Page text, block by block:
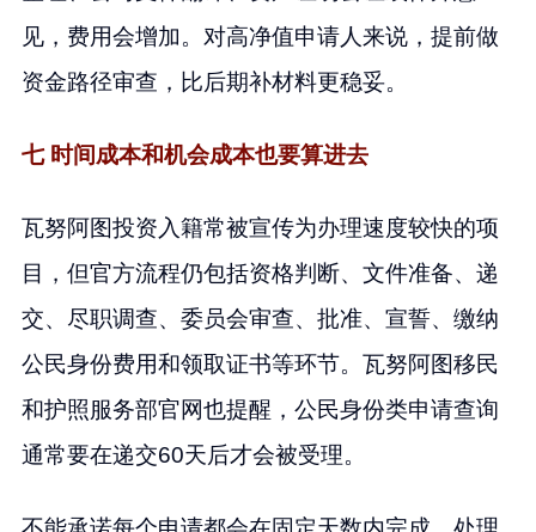
见，费用会增加。对高净值申请人来说，提前做
资金路径审查，比后期补材料更稳妥。
七 时间成本和机会成本也要算进去
瓦努阿图投资入籍常被宣传为办理速度较快的项
目，但官方流程仍包括资格判断、文件准备、递
交、尽职调查、委员会审查、批准、宣誓、缴纳
公民身份费用和领取证书等环节。瓦努阿图移民
和护照服务部官网也提醒，公民身份类申请查询
通常要在递交60天后才会被受理。